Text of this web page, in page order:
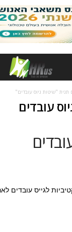
תגית "שיטות גיוס עובדים"
עובדים
לגייס עובדים